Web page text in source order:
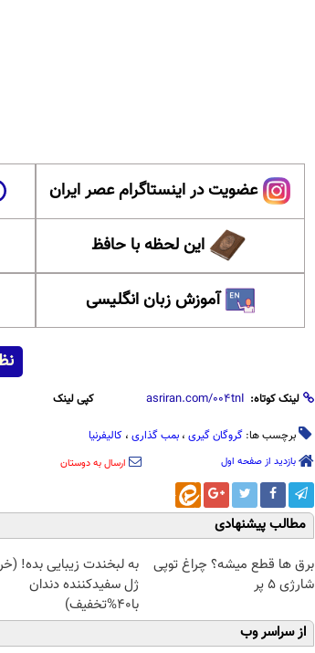
عضویت در اینستاگرام عصر ایران
این لحظه با حافظ
آموزش زبان انگلیسی
لینک کوتاه: کپی لینک
برچسب ها: گروگان گیری ، بمب گذاری ، کالیفرنیا
بازدید از صفحه اول ارسال به دوستان
مطالب پیشنهادی
برق ها قطع میشه؟ چراغ توپی
شارژی ۵ پر
به لبخندت زیبایی بده!
ژل سفیدکننده دندان
با40%تخفیف)
از سراسر وب